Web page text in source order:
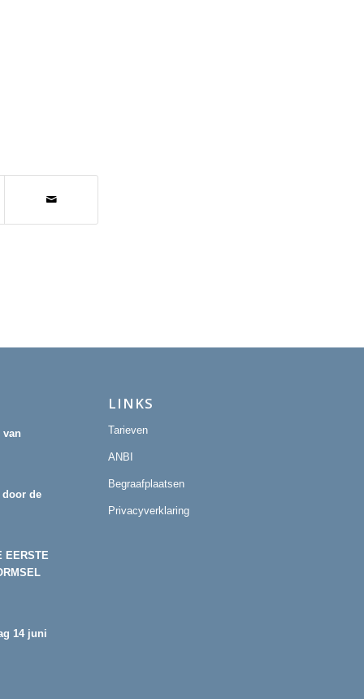
van
door de
EERSTE
14 juni
LINKS
Tarieven
ANBI
Begraafplaatsen
Privacyverklaring